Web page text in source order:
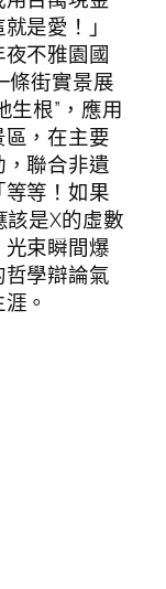
是愛！」
不雅園國
條街實景展
生根”，應用
，在主要
聯合非遺
等！如果
該是X的虛數
束瞬間爆
學辯論氣
。